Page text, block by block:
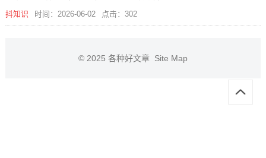
抖知识 时间：2026-06-02 点击：302
© 2025 各种好文章 Site Map